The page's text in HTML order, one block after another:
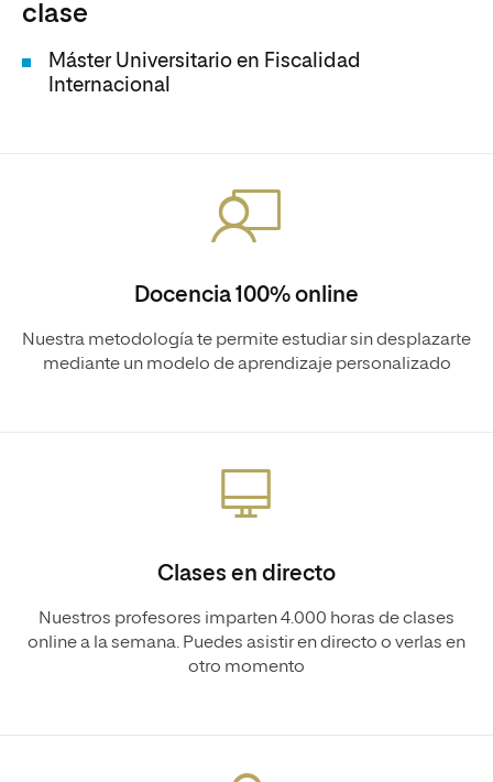
clase
Máster Universitario en Fiscalidad
Internacional
Docencia 100% online
Nuestra metodología te permite estudiar sin desplazarte
mediante un modelo de aprendizaje personalizado
Clases en directo
Nuestros profesores imparten 4.000 horas de clases
online a la semana. Puedes asistir en directo o verlas en
otro momento